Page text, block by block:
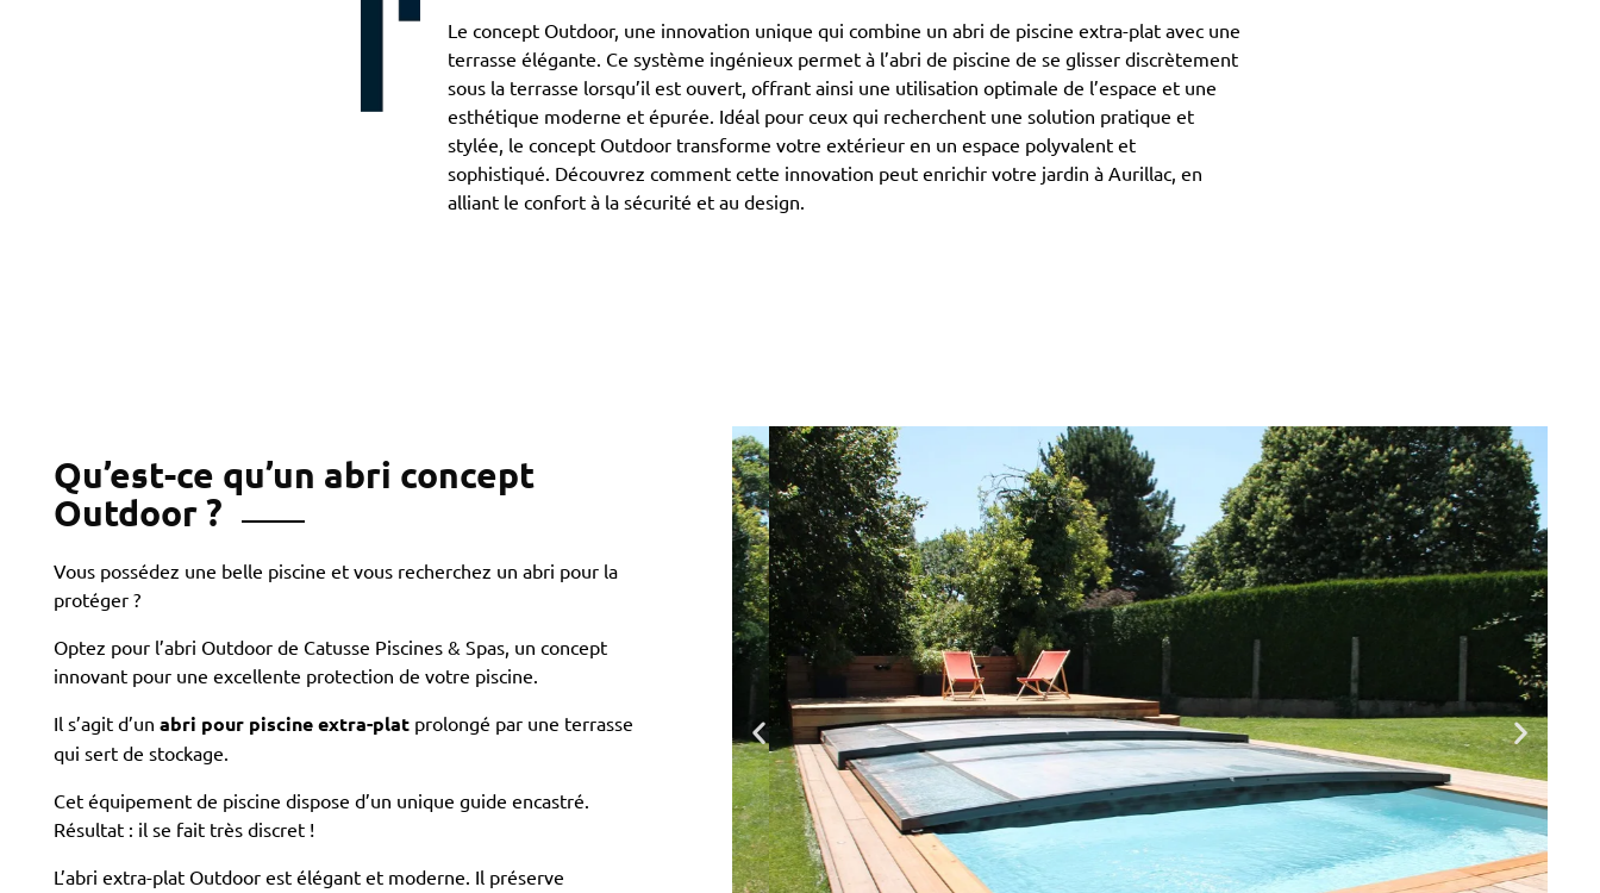
Le concept Outdoor, une innovation unique qui combine un abri de piscine extra-plat avec une
terrasse élégante. Ce système ingénieux permet à l’abri de piscine de se glisser discrètement
sous la terrasse lorsqu’il est ouvert, offrant ainsi une utilisation optimale de l’espace et une
esthétique moderne et épurée. Idéal pour ceux qui recherchent une solution pratique et
stylée, le concept Outdoor transforme votre extérieur en un espace polyvalent et
sophistiqué. Découvrez comment cette innovation peut enrichir votre jardin à Aurillac, en
alliant le confort à la sécurité et au design.
Qu’est-ce qu’un abri concept
Outdoor ?
Vous possédez une belle piscine et vous recherchez un abri pour la
protéger ?
Optez pour l’abri Outdoor de Catusse Piscines & Spas, un concept
innovant pour une excellente protection de votre piscine.
Il s’agit d’un abri pour piscine extra-plat prolongé par une terrasse
qui sert de stockage.
Cet équipement de piscine dispose d’un unique guide encastré.
Résultat : il se fait très discret !
L’abri extra-plat Outdoor est élégant et moderne. Il préserve